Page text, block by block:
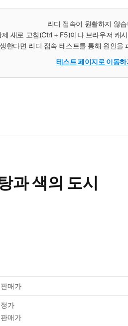
리디 접속이 원활하지 않
제 새로 고침(Ctrl + F5)이나 브라우저 캐
한다면 리디 접속 테스트를 통해 원인을
테스트 페이지로 이동하
과 색의 도시
판매가
정가
판매가